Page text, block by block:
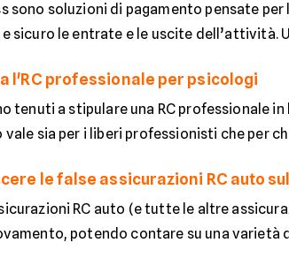
sono soluzioni di pagamento pensate
sicuro le entrate e le uscite dell’attività.
l'RC professionale per psicologi
tenuti a stipulare una RC professionale
vale sia per i liberi professionisti che per
le false assicurazioni RC auto
RC auto (e tutte le altre
potendo contare su una varietà